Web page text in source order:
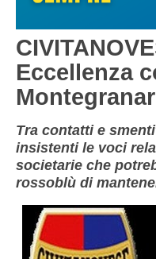
Eccellenza
Tra contatti e
insistenti le voci
societarie che
rossoblù di